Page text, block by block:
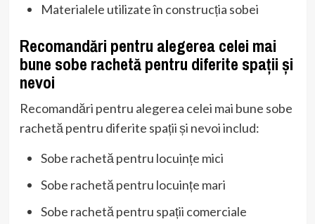
Materialele utilizate în construcția sobei
Recomandări pentru alegerea celei mai
bune sobe rachetă pentru diferite spații și
nevoi
Recomandări pentru alegerea celei mai bune sobe
rachetă pentru diferite spații și nevoi includ:
Sobe rachetă pentru locuințe mici
Sobe rachetă pentru locuințe mari
Sobe rachetă pentru spații comerciale